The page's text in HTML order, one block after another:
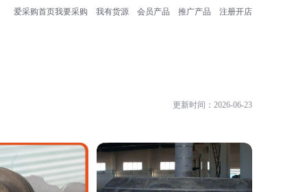
爱采购首页我要采购 我有货源 会员产品 推广产品 注册开店
更新时间：2026-06-23